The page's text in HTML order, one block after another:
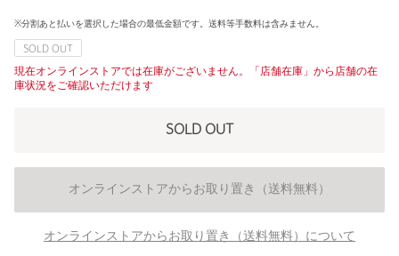
※分割あと払いを選択した場合の最低金額です。送料等手数料は含みません。
SOLD OUT
現在オンラインストアでは在庫がございません。「店舗在庫」から店舗の在
庫状況をご確認いただけます
SOLD OUT
オンラインストアからお取り置き（送料無料）
オンラインストアからお取り置き（送料無料）について